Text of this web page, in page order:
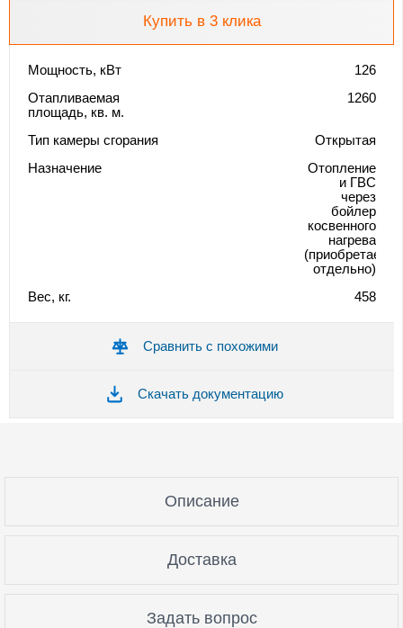
Купить в 3 клика
Мощность, кВт
126
Отапливаемая
площадь, кв. м.
1260
Тип камеры сгорания
Открытая
Назначение
Отопление
и ГВС
через
бойлер
косвенного
нагрева
(приобретается
отдельно)
Вес, кг.
458
Сравнить с похожими
Скачать документацию
Описание
Доставка
Задать вопрос